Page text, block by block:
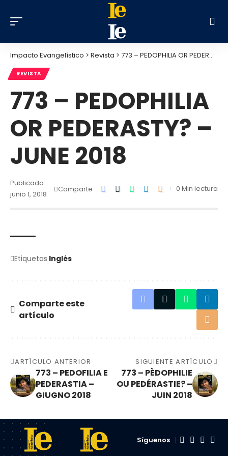
Impacto Evangelístico > Revista > 773 – PEDOPHILIA OR PEDERASTY? – JUNE 2018
REVISTA
773 – PEDOPHILIA
OR PEDERASTY? –
JUNE 2018
Publicado
junio 1, 2018
Comparte 0 Min lectura
Etiquetas Inglés
Comparte este
artículo
ARTÍCULO ANTERIOR
773 – PEDOFILIA E
PEDERASTIA –
GIUGNO 2018
SIGUIENTE ARTÍCULO
773 – PÈDOPHILIE
OU PEDÉRASTIE? –
JUIN 2018
Síguenos